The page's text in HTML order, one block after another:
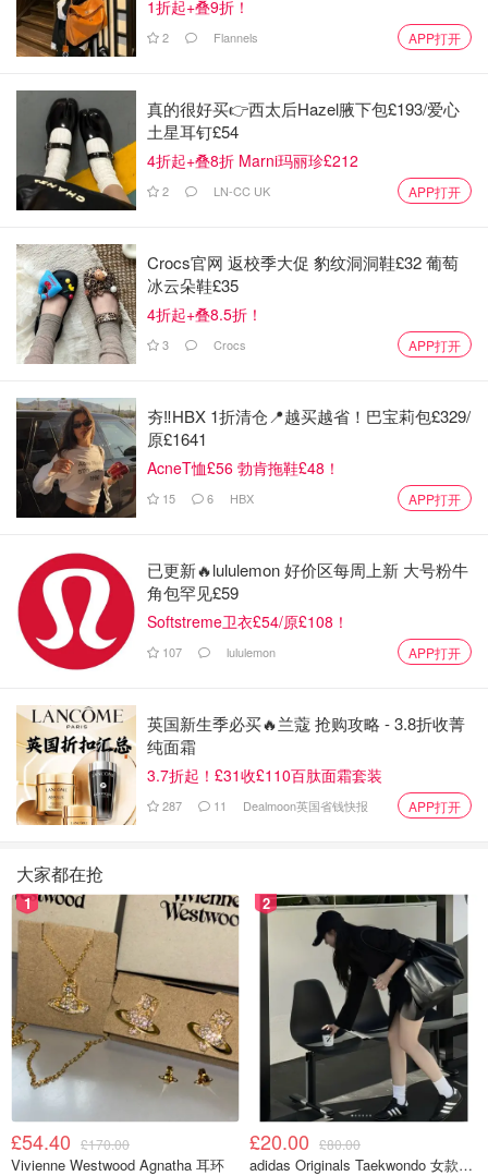
投票。”然而法案并无此条，柯克团队随后承认他“误读了节
目提要”。
• 2023年12月之前，柯克曾赞扬马丁·路德·金，称他为“英雄”
和“民权偶像”；然而，那年12月，他在美国节的一次演讲
中，却将金形容为“糟糕透顶……不是一个好人”，并称他之
所以被人钦佩，只是因为他“说了一句他自己并不真正相信
的话”。
更多柯克被事实核查的谣言：
链接
舆论操作与“带节奏”
他还把“反大学”做成标准化话术，出版了《The College
Scam（大学骗局）》：推崇“Don’t waste your money on
college（别把钱浪费在大学）”“College is a scam（大学是
骗局）”，再用个案与夸张的账单把大学教育描成掠夺性商
品。随后切片换封面、二次分发，直指在读大学生和高中
生，核心信息只有一句——“趁早退学。”
雇佣了一批青少年，用各自的个人账号在
Facebook/Twitter/Instagram上密集发“统一话术”的政治评
论，来规避平台对“假账号”的侦测。报道细节显示，组织存
在集中的内容脚本与报酬安排。
了与美国营销公司Rally Forge关联的202个账号、54个页面
与76个IG账号，调查显示其“代表Turning Point USA（查理·
柯克的组织）等”运作，目的在操控公共讨论。是平台判定
的系统性虚假号运作。英国《卫报》长篇调查对其资金与信
息战术有系统揭示。
2021年，《卫报》再曝Rally Forge的另一宗操作：在关键
选区精准投放广告，伪装成“左翼”专页在Facebook投放触达
近30万次的广告，用于分裂民主党选民。
2021年柯克团队送出约7辆大巴、约350人参与了1月6日的
美国国会暴乱，在整场国会暴乱过程中，有6人死亡，他对
一场最终演变为严重暴力事件的集会起到了动员与放大作
用，随后又以“不是明智之举但非叛乱”来降格该行为的严重
性。他作为Turning Point Action负责人，曾在2021-01-04发
文称要送“80+辆大巴”赴华盛顿参加该集会。柯克随后表
示，国会大厦的暴力行为不是叛乱，也不代表特朗普的主流
1折起+叠9折！
2 Flannels APP打开
真的很好买👉西太后Hazel腋下包£193/爱心
土星耳钉£54
4折起+叠8折 Marni玛丽珍£212
2 LN-CC UK APP打开
Crocs官网 返校季大促 豹纹洞洞鞋£32 葡萄
冰云朵鞋£35
4折起+叠8.5折！
3 Crocs APP打开
夯‼️HBX 1折清仓📍越买越省！巴宝莉包£329/
原£1641
AcneT恤£56 勃肯拖鞋£48！
15 6 HBX APP打开
已更新🔥lululemon 好价区每周上新 大号粉牛
角包罕见£59
Softstreme卫衣£54/原£108！
107 lululemon APP打开
英国新生季必买🔥兰蔻 抢购攻略 - 3.8折收菁
纯面霜
3.7折起！£31收£110百肽面霜套装
287 11 Dealmoon英国省钱快报 APP打开
大家都在抢
1
£54.40 £170.00
Vivienne Westwood Agnatha 耳环
2
£20.00 £80.00
adidas Originals Taekwondo 女款黑色运动鞋